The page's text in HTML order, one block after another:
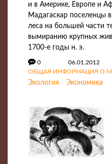
и в Америке, Европе и
Мадагаскар поселенцы
леса на большей части
вымиранию крупных
1700-е годы н. э.
0 06.01.2012
ОБЩАЯ ИНФОРМАЦИЯ О
Экология Экономика